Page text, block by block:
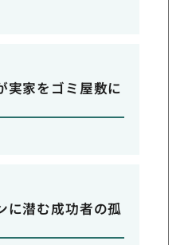
実家をゴミ屋敷に
に潜む成功者の孤